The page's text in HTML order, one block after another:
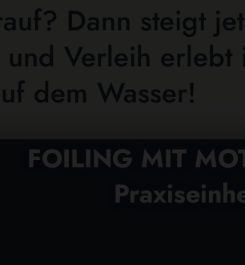
Dann steigt
Verleih
dem Wasser!
FOILING MIT